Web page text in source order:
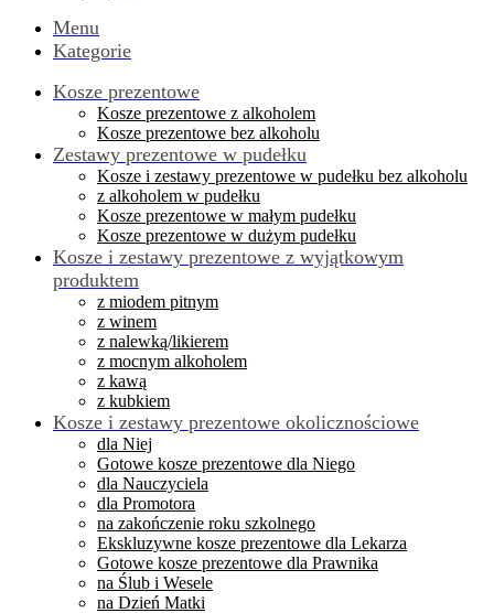
Menu
Kategorie
Kosze prezentowe
Kosze prezentowe z alkoholem
Kosze prezentowe bez alkoholu
Zestawy prezentowe w pudełku
Kosze i zestawy prezentowe w pudełku bez alkoholu
z alkoholem w pudełku
Kosze prezentowe w małym pudełku
Kosze prezentowe w dużym pudełku
Kosze i zestawy prezentowe z wyjątkowym
produktem
z miodem pitnym
z winem
z nalewką/likierem
z mocnym alkoholem
z kawą
z kubkiem
Kosze i zestawy prezentowe okolicznościowe
dla Niej
Gotowe kosze prezentowe dla Niego
dla Nauczyciela
dla Promotora
na zakończenie roku szkolnego
Ekskluzywne kosze prezentowe dla Lekarza
Gotowe kosze prezentowe dla Prawnika
na Ślub i Wesele
na Dzień Matki